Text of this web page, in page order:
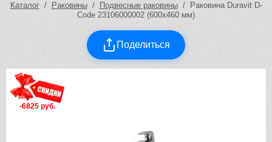
Каталог/ Раковины/ Подвесные раковины/ Раковина Duravit D-
Code 23106000002 (600х460 мм)
Поделиться
-6825 руб.